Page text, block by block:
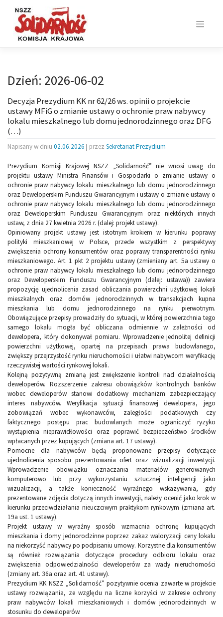
content
Dzień: 2026-06-02
Decyzja Prezydium KK nr 62/26 ws. opinii o projekcie
ustawy MFiG o zmianie ustawy o ochronie praw nabywcy
lokalu mieszkalnego lub domu jednorodzinnego oraz DFG
(…)
Napisany w dniu 02.06.2026 | przez Sekretariat Prezydium
Prezydium Komisji Krajowej NSZZ „Solidarność” nie wnosi uwag do
projektu ustawy Ministra Finansów i Gospodarki o zmianie ustawy o
ochronie praw nabywcy lokalu mieszkalnego lub domu jednorodzinnego
oraz Deweloperskim Funduszu Gwarancyjnym i ustawy o zmianie ustawy o
ochronie praw nabywcy lokalu mieszkalnego lub domu jednorodzinnego
oraz Deweloperskim Funduszu Gwarancyjnym oraz niektórych innych
ustaw, z dnia 27 kwietnia 2026 r. (dalej: projekt ustawy).
Opiniowany projekt ustawy jest istotnym krokiem w kierunku poprawy
polityki mieszkaniowej w Polsce, przede wszystkim z perspektywy
zwiększenia ochrony konsumentów oraz poprawy transparentności rynku
mieszkaniowego. Art. 1 pkt 2 projektu ustawy (zmieniany art. 5a ustawy o
ochronie praw nabywcy lokalu mieszkalnego lub domu jednorodzinnego
oraz Deweloperskim Funduszu Gwarancyjnym (dalej: ustawa)) zawiera
propozycję ujednolicenia zasad obliczania powierzchni użytkowej lokali
mieszkalnych oraz domów jednorodzinnych w transakcjach kupna
mieszkania lub domu jednorodzinnego na rynku pierwotnym.
Obowiązujące przepisy prowadziły do sytuacji, w której powierzchnia tego
samego lokalu mogła być obliczana odmiennie w zależności od
dewelopera, który dokonywał pomiaru. Wprowadzenie jednolitej definicji
powierzchni użytkowej, opartej na przepisach prawa budowlanego,
zwiększy przejrzystość rynku nieruchomości i ułatwi nabywcom weryfikację
rzeczywistej wartości rynkowej lokali.
Kolejną pozytywną zmianą jest zwiększenie kontroli nad działalnością
deweloperów. Rozszerzenie zakresu obowiązków kontrolnych banków
wobec deweloperów stanowi dodatkowy mechanizm zabezpieczający
interes nabywców. Weryfikacja sytuacji finansowej dewelopera, jego
zobowiązań wobec wykonawców, zaległości podatkowych czy
faktycznego postępu prac budowlanych może ograniczyć ryzyko
wystąpienia nieprawidłowości oraz poprawić bezpieczeństwo środków
wpłacanych przez kupujących (zmiana art. 17 ustawy).
Pomocne dla nabywców będą proponowane przepisy dotyczące
ujednolicenia sposobu prezentowania ofert oraz wizualizacji inwestycji.
Wprowadzenie obowiązku oznaczania materiałów generowanych
komputerowo lub przy wykorzystaniu sztucznej inteligencji jako
wizualizacji, a także konieczność wyraźnego wskazywania, gdy
prezentowane zdjęcia dotyczą innych inwestycji, należy ocenić jako krok w
kierunku przeciwdziałania nieuczciwym praktykom rynkowym (zmiana art.
19a ust. 1 ustawy).
Projekt ustawy w wyraźny sposób wzmacnia ochronę kupujących
mieszkania i domy jednorodzinne poprzez zakaz waloryzacji ceny lokalu
na niekorzyść nabywcy po podpisaniu umowy. Korzystne dla konsumentów
są również rozwiązania dotyczące procedury odbioru lokalu oraz
zwiększenia odpowiedzialności deweloperów za wady nieruchomości
(zmiany art. 36a oraz art. 41 ustawy).
Prezydium KK NSZZ „Solidarność” pozytywnie ocenia zawarte w projekcie
ustawy rozwiązania, ze względu na liczne korzyści w zakresie ochrony
praw nabywców lokali mieszkaniowych i domów jednorodzinnych w
stosunku do deweloperów.